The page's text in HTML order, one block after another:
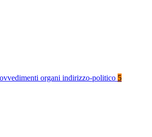
organi indirizzo-politico 5